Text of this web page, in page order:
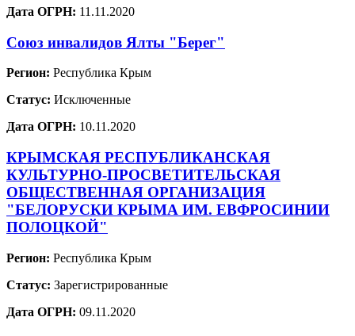
Дата ОГРН: 11.11.2020
Союз инвалидов Ялты "Берег"
Регион: Республика Крым
Статус: Исключенные
Дата ОГРН: 10.11.2020
КРЫМСКАЯ РЕСПУБЛИКАНСКАЯ
КУЛЬТУРНО-ПРОСВЕТИТЕЛЬСКАЯ
ОБЩЕСТВЕННАЯ ОРГАНИЗАЦИЯ
"БЕЛОРУСКИ КРЫМА ИМ. ЕВФРОСИНИИ
ПОЛОЦКОЙ"
Регион: Республика Крым
Статус: Зарегистрированные
Дата ОГРН: 09.11.2020